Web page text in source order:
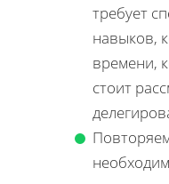
требует
навыков,
времени,
стоит